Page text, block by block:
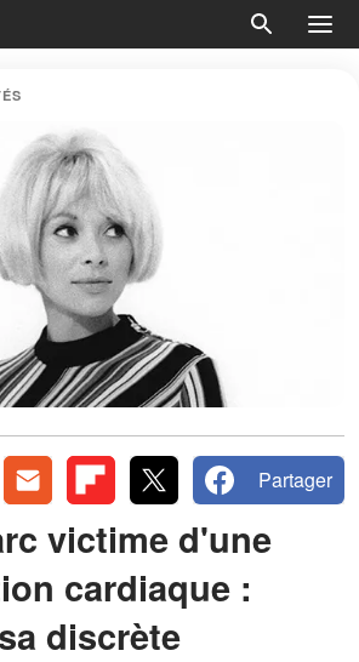
Partager
victime d'une
cardiaque :
discrète